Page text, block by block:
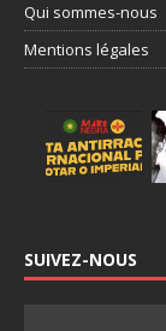
Qui sommes-nous
Mentions légales
SUIVEZ-NOUS